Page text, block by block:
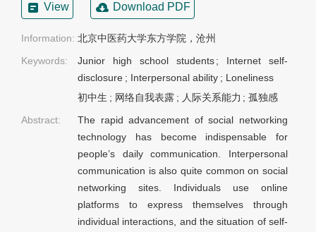
View Download PDF
Information: 北京中医药大学东方学院，沧州
Keywords:
Junior high school students ; Internet self-
disclosure ; Interpersonal ability ; Loneliness
初中生 ; 网络自我表露 ; 人际关系能力 ;孤独感
Abstract:
The rapid advancement of social networking
technology has become indispensable for
people’s daily communication. Interpersonal
communication is also quite common on social
networking sites. Individuals use online
platforms to express themselves through
individual interactions, and the situation of self-